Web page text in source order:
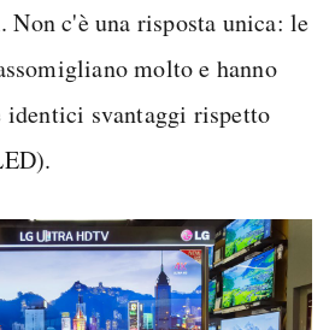
Non c'è una risposta unica: le
molto e hanno
identici svantaggi rispetto